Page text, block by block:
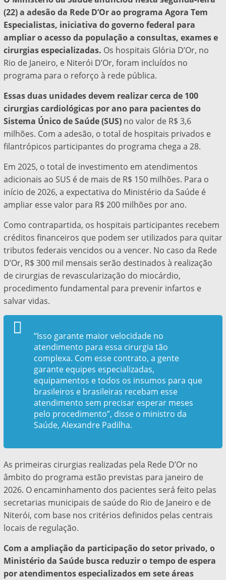
(22) a adesão da Rede D’Or ao programa Agora Tem
Especialistas, iniciativa do governo federal para
ampliar o acesso da população a consultas, exames e
cirurgias especializadas. Os hospitais Glória D’Or, no
Rio de Janeiro, e Niterói D’Or, foram incluídos no
programa para o reforço à rede pública.
Essas duas unidades devem realizar cerca de 100
cirurgias cardiológicas por ano para pacientes do
Sistema Único de Saúde (SUS)no valor de R$ 3,6
milhões. Com a adesão, o total de hospitais privados e
filantrópicos participantes do programa chega a 28.
Em 2025, o total de investimento em atendimentos
adicionais ao SUS é de mais de R$ 150 milhões. Para o
início de 2026, a expectativa do Ministério da Saúde é
ampliar esse valor para R$ 200 milhões por ano.
Como contrapartida, os hospitais participantes recebem
créditos financeiros que podem ser utilizados para quitar
tributos federais vencidos ou a vencer. No caso da Rede
D’Or, R$ 300 mil mensais serão destinados à realização
de cirurgias de revascularização do miocárdio,
procedimento fundamental para prevenir infartos e
salvar vidas.
“Isso garante maior velocidade no
atendimento para essa cirurgia tão
complexa. Com esse contrato, a gente
garante equipes especializadas,
equipamentos e todos os insumos para que
brasileiros e brasileiras recebam esse
atendimento sem precisar esperar meses
pelo procedimento”, disse o ministro da
Saúde, Alexandre Padilha.
As primeiras cirurgias realizadas pela Rede D’Or no
âmbito do programa estão previstas para janeiro de
2026. O encaminhamento dos pacientes será feito pelas
secretarias municipais de saúde do Rio de Janeiro e de
Niterói, com base nos critérios definidos pelas centrais
locais de regulação.
Com a ampliação da participação do setor privado, o
Ministério da Saúde busca reduzir o tempo de espera
por atendimentos especializados em sete áreas